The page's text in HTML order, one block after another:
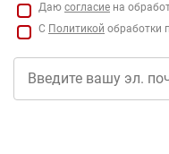
Даю согласие на
С Политикой обработки